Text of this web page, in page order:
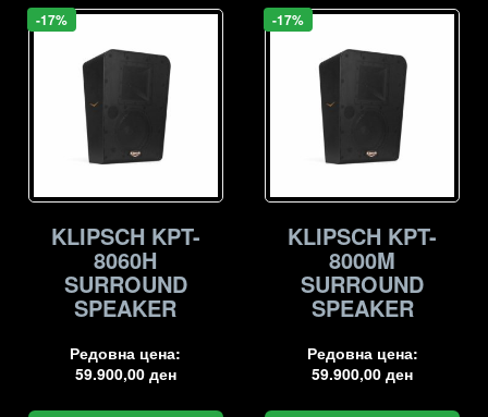
-17%
KLIPSCH KPT-
8060H
SURROUND
SPEAKER
Редовна цена:
59.900,00 ден
-17%
KLIPSCH KPT-
8000M
SURROUND
SPEAKER
Редовна цена:
59.900,00ден